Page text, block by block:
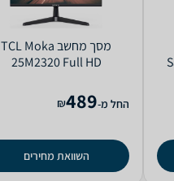
מסך מחשב TCL Moka
25M2320 Full HD
החל מ-489
₪
השוואת מחירים